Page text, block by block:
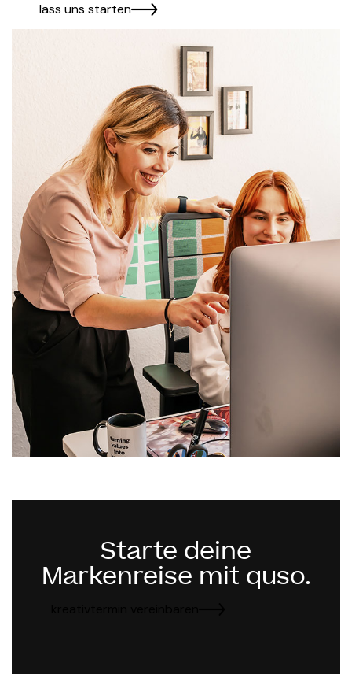
lass uns starten
Starte deine
Markenreise mit quso.